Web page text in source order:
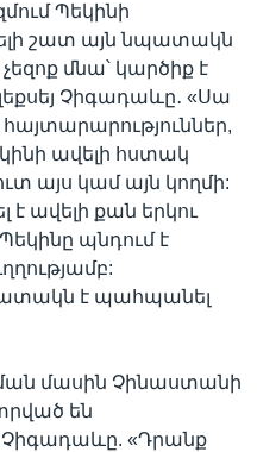
Պեկինի
շատ այն նպատակն
մնա՝ կարծիք է
Չիգադաևը․ «Սա
ավելի հստակ
այս կամ այն կողմի:
ավելի քան երկու
պնդում է
է պահպանել
մասին Չինաստանի
են
Չիգադաևը. «Դրանք